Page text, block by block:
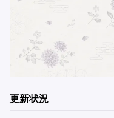
更新状況